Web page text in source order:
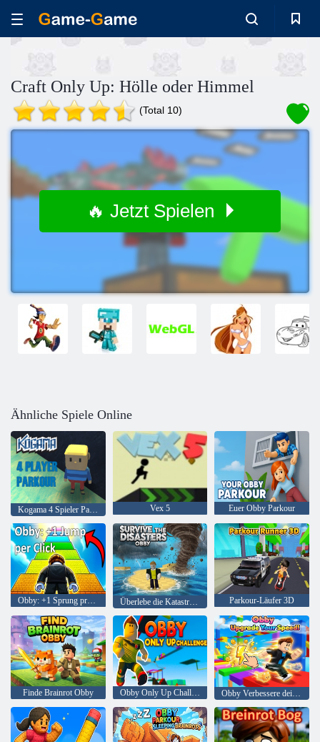
Craft Only Up: Hölle oder Himmel
(Total 10)
🔥 Jetzt Spielen
Ähnliche Spiele Online
Kogama 4 Spieler Parkour Vex 5 Euer Obby Parkour
Obby: +1 Sprung pro Klick Überlebe die Katastrophen: Obby Parkour-Läufer 3D
Finde Brainrot Obby Obby Only Up Challenge Obby Verbessere deine Geschwindigkeit!